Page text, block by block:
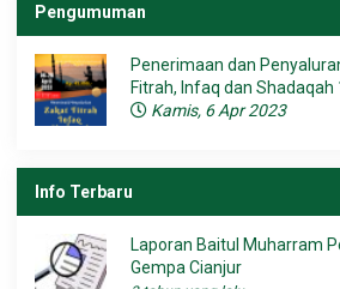
Pengumuman
Penerimaan dan
Fitrah, Infaq dan Shadaqah
Kamis, 6 Apr 2023
Info Terbaru
Laporan Baitul Muharram
Gempa Cianjur